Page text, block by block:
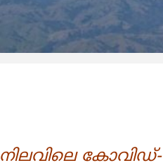
നിലവിലെ